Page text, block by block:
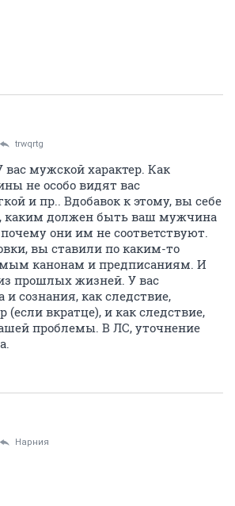
trwqrtg
вас мужской характер. Как
не особо видят вас
и пр.. Вдобавок к этому, вы себе
каким должен быть ваш мужчина
они им не соответствуют.
вы ставили по каким-то
канонам и предписаниям. И
прошлых жизней. У вас
и сознания, как следствие,
(если вкратце), и как следствие,
проблемы. В ЛС, уточнение
Нарния